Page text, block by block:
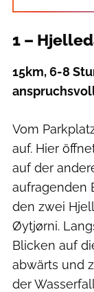
1 –
15km, 6-8
Vom
auf. Hier
auf der
aufragenden
den zwei
Øytjørni.
Blicken auf
abwärts und
der